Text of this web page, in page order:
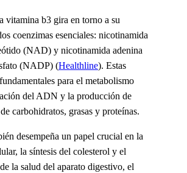
vitamina b3 gira en torno a su
coenzimas esenciales: nicotinamida
(NAD) y nicotinamida adenina
(NADP) (Healthline). Estas
para el metabolismo
del ADN y la producción de
carbohidratos, grasas y proteínas.
desempeña un papel crucial en la
la síntesis del colesterol y el
la salud del aparato digestivo, el